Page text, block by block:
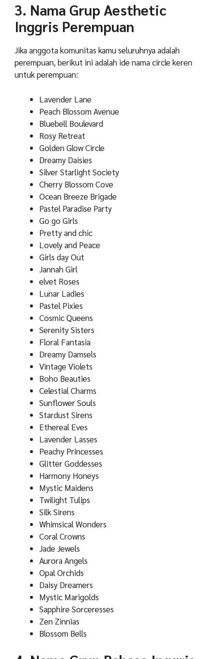
3. Nama Grup Aesthetic
Inggris Perempuan
Jika anggota komunitas kamu seluruhnya adalah
perempuan, berikut ini adalah ide nama circle keren
untuk perempuan:
Lavender Lane
Peach Blossom Avenue
Bluebell Boulevard
Rosy Retreat
Golden Glow Circle
Dreamy Daisies
Silver Starlight Society
Cherry Blossom Cove
Ocean Breeze Brigade
Pastel Paradise Party
Go go Girls
Pretty and chic
Lovely and Peace
Girls day Out
Jannah Girl
elvet Roses
Lunar Ladies
Pastel Pixies
Cosmic Queens
Serenity Sisters
Floral Fantasia
Dreamy Damsels
Vintage Violets
Boho Beauties
Celestial Charms
Sunflower Souls
Stardust Sirens
Ethereal Eves
Lavender Lasses
Peachy Princesses
Glitter Goddesses
Harmony Honeys
Mystic Maidens
Twilight Tulips
Silk Sirens
Whimsical Wonders
Coral Crowns
Jade Jewels
Aurora Angels
Opal Orchids
Daisy Dreamers
Mystic Marigolds
Sapphire Sorceresses
Zen Zinnias
Blossom Bells